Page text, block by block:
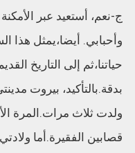
ج-نعم، أستعيد عبر
وأحبابي. أيضا،يمثل هذا
حياتنا،ثم إلى التاريخ
بدقة.بالتأكيد، بيروت
ولدت ثلاث مرات.المرة
قصابين الفقيرة.أما